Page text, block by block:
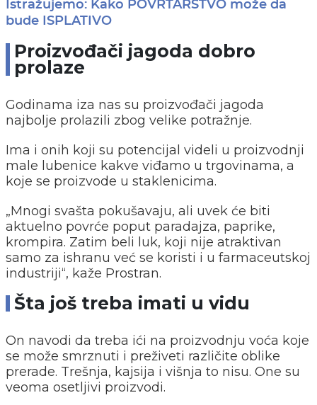
Istražujemo: Kako POVRTARSTVO može da
bude ISPLATIVO
Proizvođači jagoda dobro
prolaze
Godinama iza nas su proizvođači jagoda
najbolje prolazili zbog velike potražnje.
Ima i onih koji su potencijal videli u proizvodnji
male lubenice kakve viđamo u trgovinama, a
koje se proizvode u staklenicima.
„Mnogi svašta pokušavaju, ali uvek će biti
aktuelno povrće poput paradajza, paprike,
krompira. Zatim beli luk, koji nije atraktivan
samo za ishranu već se koristi i u farmaceutskoj
industriji“, kaže Prostran.
Šta još treba imati u vidu
On navodi da treba ići na proizvodnju voća koje
se može smrznuti i preživeti različite oblike
prerade. Trešnja, kajsija i višnja to nisu. One su
veoma osetljivi proizvodi.